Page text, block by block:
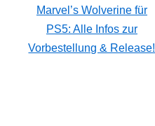
Marvel’s Wolverine für
PS5: Alle Infos zur
Vorbestellung & Release!